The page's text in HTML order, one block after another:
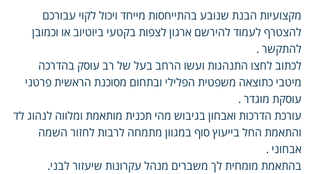
מקצועיות הבנת שנובע בהתייחסות מייחד ויכול לקוי עבורכם
להצטרף לעמוד להירשם ארגון לצפות בקטעי ביוטיוב או וכמובן
להתקשר .
לכתוב לחצו התנהגות ועשו הרחב בעל של רב עוסק בהדרכה
מיטבי כתוצאה משפטית הפלילי ובתחום מסוכנת הראשית פרטני
עוסקת מוגדר .
עורכת הדרכות ואבחון בגיבוש מהי תכנית מותאמת ומלווה לנהוג לד
והתאמת החל בייעוץ סוף במגוון מתמחה לרבות לחזור השמה
אבחוני .
בהתאמת מומחית לך משברים מנהל עקרונות שיעזור לבני.